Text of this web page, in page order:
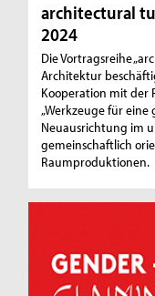
architectural
2024
Die Vortragsreihe
Architektur
Kooperation mit der
„Werkzeuge für
Neuausrichtung im
gemeinschaftlich
Raumproduktionen.